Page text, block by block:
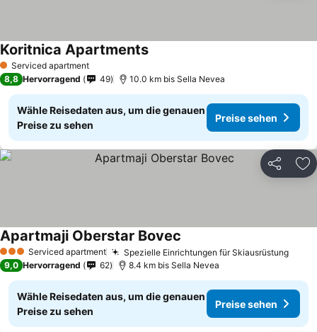
1 Sterne
Serviced apartment
Koritnica Apartments
8,8 Hervorragend 49 10.0 km bis Sella Nevea
Wähle Reisedaten aus, um die genauen
Preise zu sehen
Preise sehen
Teilen
3 SterneServiced apartment Spezielle Einrichtungen für Skiausrüstung
Apartmaji Oberstar Bovec
9,0 Hervorragend 62 8.4 km bis Sella Nevea
Wähle Reisedaten aus, um die genauen
Preise zu sehen
Preise sehen